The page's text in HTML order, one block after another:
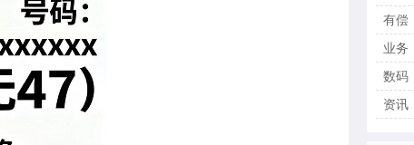
有偿
业务
数码
资讯